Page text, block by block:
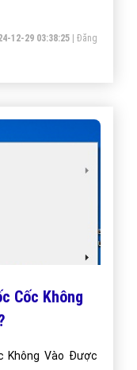
12-29 03:38:25|Đăng
Cốc Không
Không Vào Được